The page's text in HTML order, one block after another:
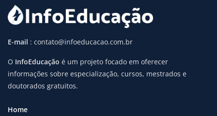
E-mail : contato@infoeducacao.com.br
O InfoEducação é um projeto focado em oferecer
informações sobre especialização, cursos, mestrados e
doutorados gratuitos.
Home